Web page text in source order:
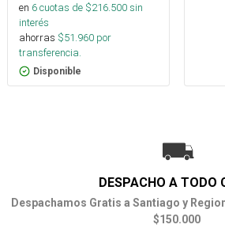
en 6cuotas de $216.500sin
interés
ahorras $51.960 por
transferencia.
Disponible
DESPACHO A TODO
Despachamos Gratis a Santiago y
$150.000